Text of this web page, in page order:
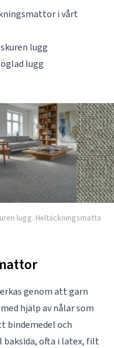
i vårt
lugg
lugg
lugg. Heltäckningsmatta
genom att garn
hjälp av nålar som
bindemedel och
baksida, ofta i latex, filt